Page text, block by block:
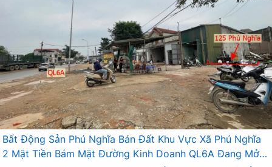
Bất Động Sản Phú Nghĩa Bán Đất Khu Vực Xã Phú Nghĩa
2 Mặt Tiền Bám Mặt Đường Kinh Doanh QL6A Đang Mở